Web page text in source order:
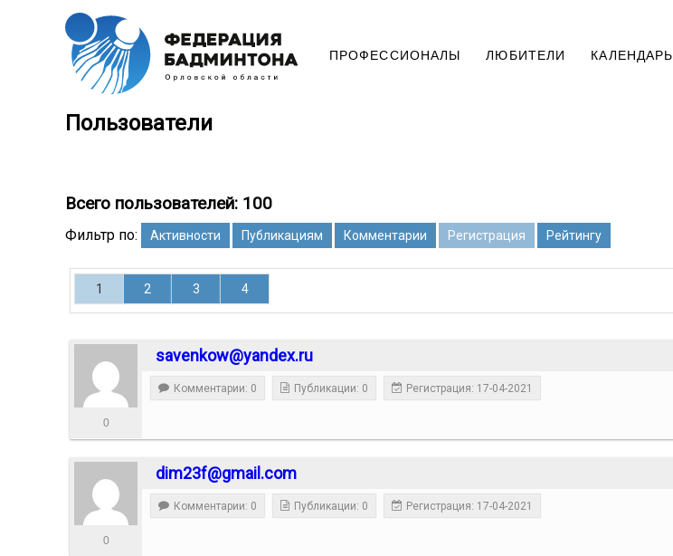
ПРОФЕССИОНАЛЫ ЛЮБИТЕЛИ КАЛЕНДАРЬ
Пользователи
Всего пользователей: 100
Фильтр по: Активности Публикациям Комментарии Регистрация Рейтингу
1 2 3 4
savenkow@yandex.ru
0
Комментарии: 0 Публикации: 0 Регистрация: 17-04-2021
dim23f@gmail.com
0
Комментарии: 0 Публикации: 0 Регистрация: 17-04-2021